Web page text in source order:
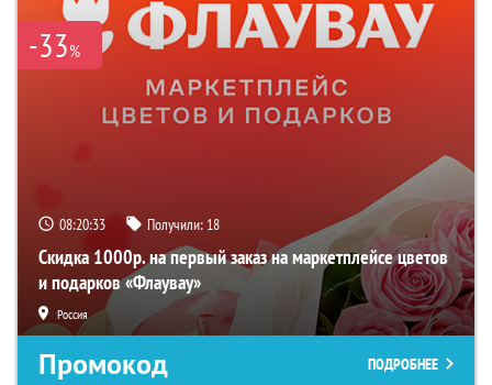
-33%
08:20:32 Получили: 18
Скидка 1000р. на первый заказ на маркетплейсе цветов
и подарков «Флаувау»
Россия
Промокод ПОДРОБНЕЕ